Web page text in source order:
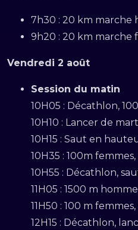
7h30 : 20 km marche
9h20 : 20 km marche
Vendredi 2 août
Session du matin
10H05 : Décathlon,
10H10 : Lancer de
10H15 : Saut en
10H35 : 100m
10H55 : Décathlon,
11H05 : 1500 m
11H50 : 100 m femmes,
12H15 : Décathlon,